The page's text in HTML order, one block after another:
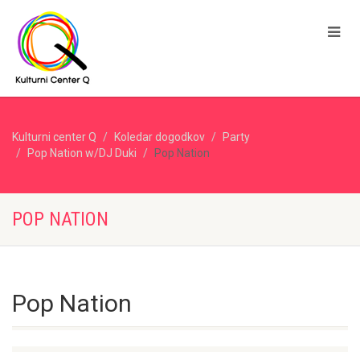
Kulturni center Q Koledar dogodkov
Party
Pop Nation w/DJ Duki
Pop Nation
POP NATION
Pop Nation